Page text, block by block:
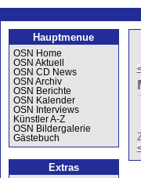
Hauptmenue
OSN Home
OSN Aktuell
OSN CD News
OSN Archiv
OSN Berichte
OSN Kalender
OSN Interviews
Künstler A-Z
OSN Bildergalerie
Gästebuch
Extras